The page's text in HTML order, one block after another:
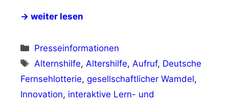
→ weiter lesen
Kategorien
Presseinformationen
Schlagwörter
Alternshilfe,Altershilfe,Aufruf, Deutsche
Fernsehlotterie, gesellschaftlicher Wamdel,
Innovation, interaktive Lern- und